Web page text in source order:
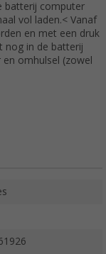
batterij computer
vol laden.< Vanaf
en met een druk
nog in de batterij
omhulsel (zowel